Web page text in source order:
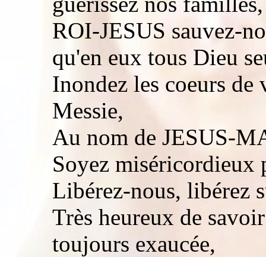
ROI-JESUS sauvez-
qu'en eux tous Dieu
Inondez les coeurs de
Messie,
Au nom de JESUS-
Soyez miséricordieux
Libérez-nous, libérez
Très heureux de
toujours exaucée,